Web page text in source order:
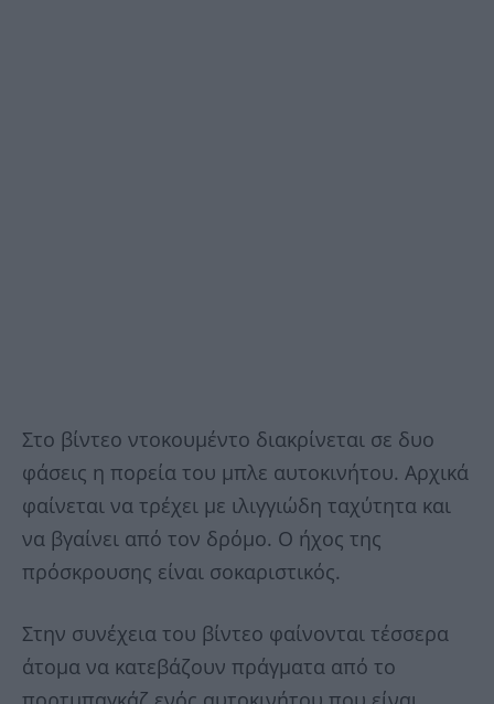
Στο βίντεο ντοκουμέντο διακρίνεται σε δυο
φάσεις η πορεία του μπλε αυτοκινήτου. Αρχικά
φαίνεται να τρέχει με ιλιγγιώδη ταχύτητα και
να βγαίνει από τον δρόμο. Ο ήχος της
πρόσκρουσης είναι σοκαριστικός.
Στην συνέχεια του βίντεο φαίνονται τέσσερα
άτομα να κατεβάζουν πράγματα από το